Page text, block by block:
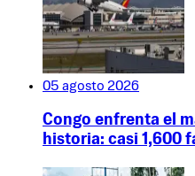
05 agosto 2026
Congo enfrenta el
historia: casi 1,600